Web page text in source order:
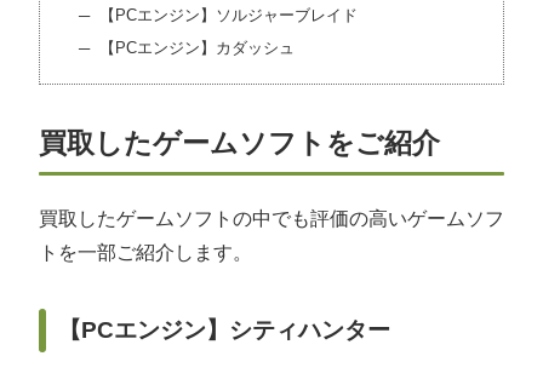
【PCエンジン】ソルジャーブレイド
【PCエンジン】カダッシュ
買取したゲームソフトをご紹介
買取したゲームソフトの中でも評価の高いゲームソフ
トを一部ご紹介します。
【PCエンジン】シティハンター